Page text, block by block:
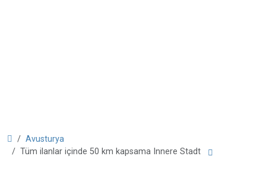
Avusturya
Tüm ilanlar içinde 50 km kapsama Innere Stadt